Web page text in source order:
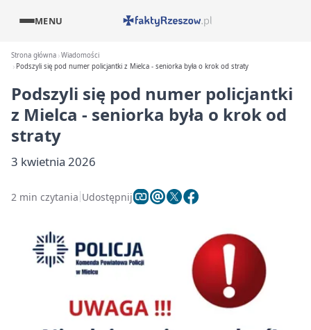
MENU
Strona główna Wiadomości
Podszyli się pod numer policjantki z Mielca - seniorka była o krok od straty
Podszyli się pod numer policjantki
z Mielca - seniorka była o krok od
straty
3 kwietnia 2026
2 min czytania Udostępnij